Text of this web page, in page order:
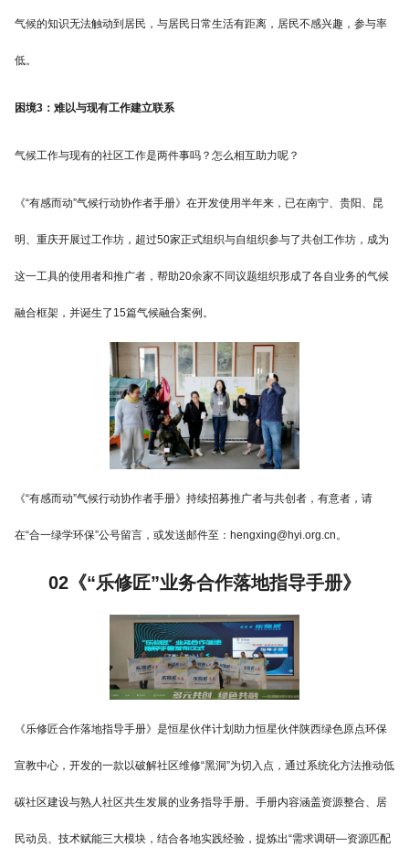
气候的知识无法触动到居民，与居民日常生活有距离，居民不感兴趣，参与率
低。
困境3：难以与现有工作建立联系
气候工作与现有的社区工作是两件事吗？怎么相互助力呢？
《“有感而动”气候行动协作者手册》在开发使用半年来，已在南宁、贵阳、昆
明、重庆开展过工作坊，超过50家正式组织与自组织参与了共创工作坊，成为
这一工具的使用者和推广者，帮助20余家不同议题组织形成了各自业务的气候
融合框架，并诞生了15篇气候融合案例。
《“有感而动”气候行动协作者手册》持续招募推广者与共创者，有意者，请
在“合一绿学环保”公号留言，或发送邮件至：hengxing@hyi.org.cn。
02《“乐修匠”业务合作落地指导手册》
《乐修匠合作落地指导手册》是恒星伙伴计划助力恒星伙伴陕西绿色原点环保
宣教中心，开发的一款以破解社区维修“黑洞”为切入点，通过系统化方法推动低
碳社区建设与熟人社区共生发展的业务指导手册。手册内容涵盖资源整合、居
民动员、技术赋能三大模块，结合各地实践经验，提炼出“需求调研—资源匹配